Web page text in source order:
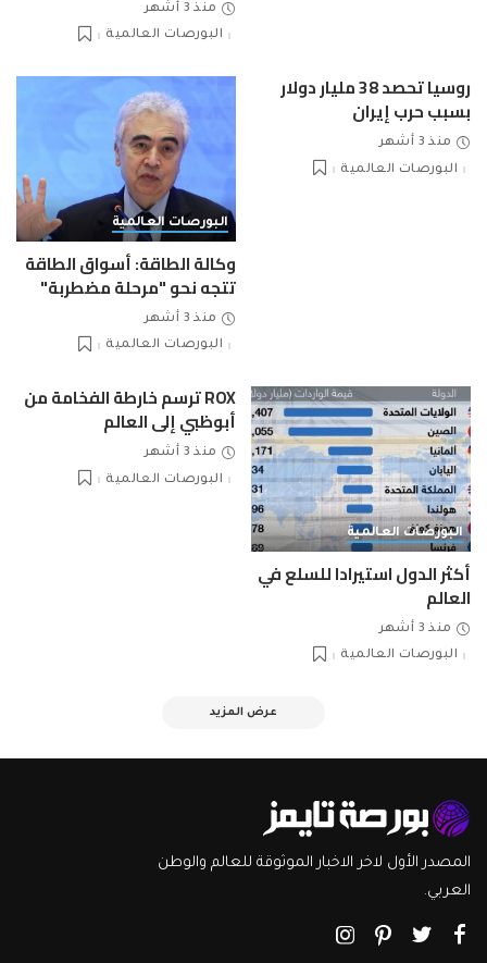
منذ 3 أشهر
البورصات العالمية
روسيا تحصد 38 مليار دولار
بسبب حرب إيران
منذ 3 أشهر
البورصات العالمية
البورصات العالمية
وكالة الطاقة: أسواق الطاقة
تتجه نحو "مرحلة مضطربة"
منذ 3 أشهر
البورصات العالمية
البورصات العالمية
أكثر الدول استيرادا للسلع في
العالم
منذ 3 أشهر
البورصات العالمية
ROX ترسم خارطة الفخامة من
أبوظبي إلى العالم
منذ 3 أشهر
البورصات العالمية
عرض المزيد
المصدر الأول لاخر الاخبار الموثوقة للعالم والوطن
العربي.